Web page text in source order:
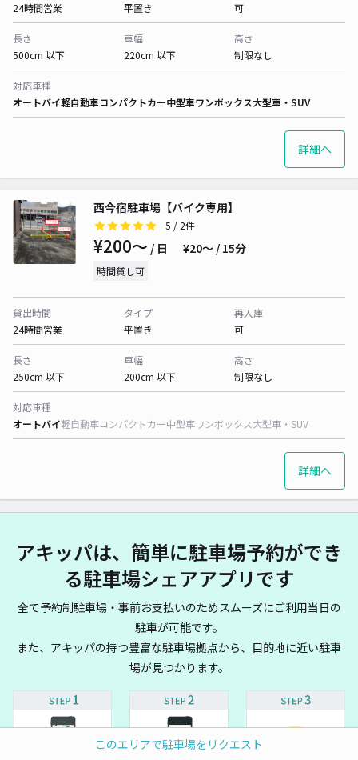
このエリアで駐車場をリクエスト
24時間営業
平置き
可
長さ
500cm 以下
車幅
220cm 以下
高さ
制限なし
対応車種
オートバイ軽自動車コンパクトカー中型車ワンボックス大型車・SUV
詳細へ
西今宿駐車場【バイク専用】
5 / 2件
¥200〜 / 日 ¥20〜 / 15分
時間貸し可
貸出時間
24時間営業
タイプ
平置き
再入庫
可
長さ
250cm 以下
車幅
200cm 以下
高さ
制限なし
対応車種
オートバイ軽自動車コンパクトカー中型車ワンボックス大型車・SUV
詳細へ
アキッパは、簡単に駐車場予約ができ
る駐車場シェアアプリです
全て予約制駐車場・事前お支払いのためスムーズにご利用当日の
駐車が可能です。
また、アキッパの持つ豊富な駐車場拠点から、目的地に近い駐車
場が見つかります。